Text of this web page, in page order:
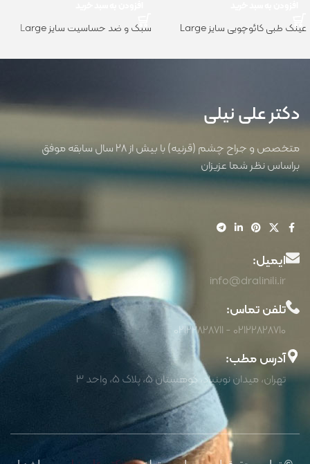
عینک طبی کائوچویی سایز Large سبک و ضد حساسیت سایز Large
دکتر علی نیلی
متخصص و جراح چشم (قرنیه) با بیش از 28 سال سابقه موفق
براساس نظر شما عزیزان
ایمیل:
info@dralinili.ir
تلفن تماس:
02122828710 - 02122828711
آدرس مطب:
تهران، میدان نوبنیاد، کوهستان 5، پلاک 5، واحد 3